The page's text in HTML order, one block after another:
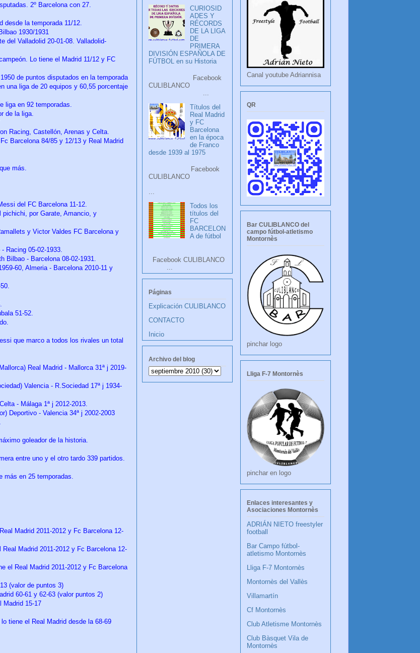
2º Barcelona con 27.
desde la temporada 11/12.
1930/1931
del Valladolid 20-01-08. Valladolid-
Lo tiene el Madrid 11/12 y FC
de puntos disputados en la temporada
una liga de 20 equipos y 60,55 porcentaje
liga en 92 temporadas.
de la liga.
Racing, Castellón, Arenas y Celta.
Barcelona 84/85 y 12/13 y Real Madrid
más.
del FC Barcelona 11-12.
por Garate, Amancio, y
y Victor Valdes FC Barcelona y
Racing 05-02-1933.
Bilbao - Barcelona 08-02-1931.
60, Almeria - Barcelona 2010-11 y
51-52.
que marco a todos los rivales un total
Real Madrid - Mallorca 31ª j 2019-
Valencia - R.Sociedad 17ª j 1934-
- Málaga 1ª j 2012-2013.
Deportivo - Valencia 34ª j 2002-2003
goleador de la historia.
entre uno y el otro tardo 339 partidos.
más en 25 temporadas.
Madrid 2011-2012 y Fc Barcelona 12-
Madrid 2011-2012 y Fc Barcelona 12-
el Real Madrid 2011-2012 y Fc Barcelona
(valor de puntos 3)
60-61 y 62-63 (valor puntos 2)
Madrid 15-17
tiene el Real Madrid desde la 68-69
CURIOSID
ADES Y
RÉCORDS
DE LA LIGA
DE
PRIMERA
DIVISIÓN ESPAÑOLA DE
FÚTBOL en su Historia
Facebook
CULIBLANCO
...
Títulos del
Real Madrid
y FC
Barcelona
en la época
de Franco
desde 1939 al 1975
Facebook
CULIBLANCO
Todos los
títulos del
FC
BARCELON
A de fútbol
Facebook CULIBLANCO
...
Páginas
Explicación CULIBLANCO
CONTACTO
Inicio
Archivo del blog
Canal youtube Adriannisa
QR
Bar CULIBLANCO del
campo fútbol-atletismo
Montornès
pinchar logo
Lliga F-7 Montornès
pinchar en logo
Enlaces interesantes y
Asociaciones Montornès
ADRIÁN NIETO freestyler
football
Bar Campo fútbol-
atletismo Montornès
Lliga F-7 Montornès
Montornès del Vallès
Villamartín
Cf Montornès
Club Atletisme Montornès
Club Bàsquet Vila de
Montornès